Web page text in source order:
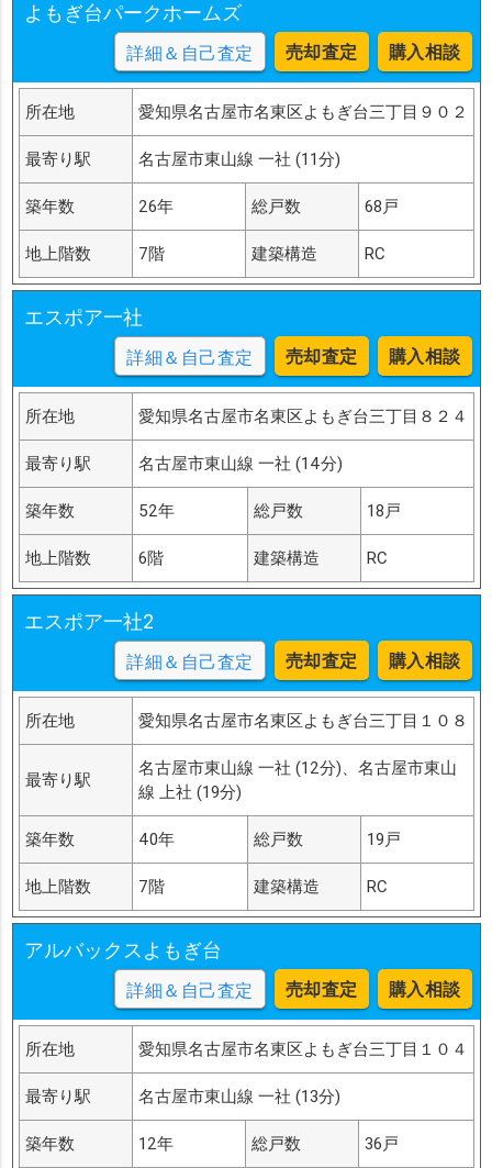
よもぎ台パークホームズ
詳細＆自己査定 売却査定 購入相談
所在地 愛知県名古屋市名東区よもぎ台三丁目９０２
最寄り駅 名古屋市東山線 一社 (11分)
築年数 26年 総戸数 68戸
地上階数 7階 建築構造 RC
エスポア一社
詳細＆自己査定 売却査定 購入相談
所在地 愛知県名古屋市名東区よもぎ台三丁目８２４
最寄り駅 名古屋市東山線 一社 (14分)
築年数 52年 総戸数 18戸
地上階数 6階 建築構造 RC
エスポア一社2
詳細＆自己査定 売却査定 購入相談
所在地 愛知県名古屋市名東区よもぎ台三丁目１０８
最寄り駅
名古屋市東山線 一社 (12分)、名古屋市東山
線 上社 (19分)
築年数 40年 総戸数 19戸
地上階数 7階 建築構造 RC
アルバックスよもぎ台
詳細＆自己査定 売却査定 購入相談
所在地 愛知県名古屋市名東区よもぎ台三丁目１０４
最寄り駅 名古屋市東山線 一社 (13分)
築年数 12年 総戸数 36戸